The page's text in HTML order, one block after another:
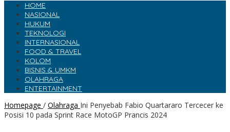
HOME
NASIONAL
HUKUM
TEKNOLOGI
INTERNASIONAL
FOOD & TRAVEL
KOLOM
BISNIS & UMKM
OLAHRAGA
ENTERTAINMENT
Homepage / Olahraga Ini Penyebab Fabio Quartararo Tercecer ke
Posisi 10 pada Sprint Race MotoGP Prancis 2024